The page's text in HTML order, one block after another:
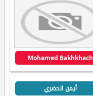
Mohamed Bakhkhach
أيمن الحضري